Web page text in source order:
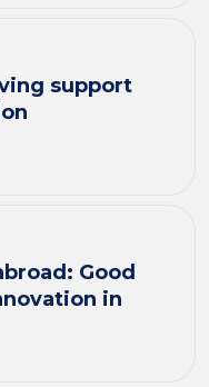
support
Good
in